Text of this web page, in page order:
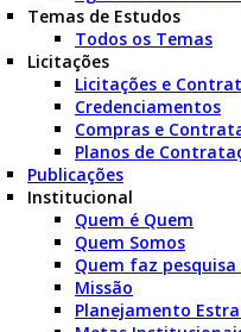
Temas de Estudos
Todos os Temas
Licitações
Licitações e
Credenciamentos
Compras e
Planos de
Publicações
Institucional
Quem é Quem
Quem Somos
Quem faz pesquisa
Missão
Planejamento